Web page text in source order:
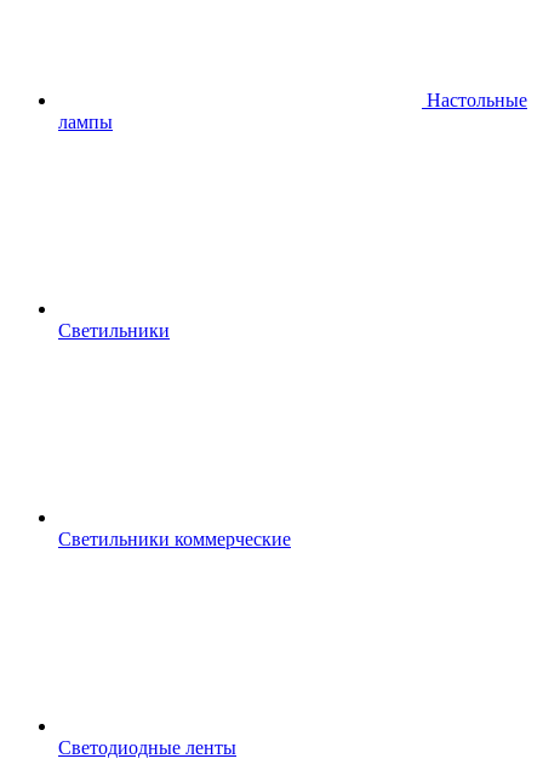
Настольные
лампы
Светильники
Светильники коммерческие
Светодиодные ленты